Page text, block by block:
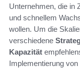
Unternehmen, die in
und schnellem
wollen. Um die
verschiedene
Kapazität
Implementierung